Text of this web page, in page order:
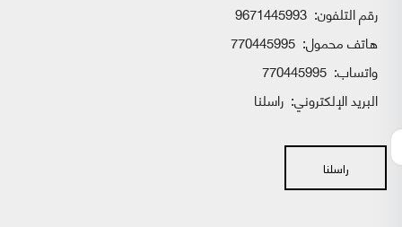
رقم التلفون: 9671445993
هاتف محمول: 770445995
واتساب:
البريد الإلكتروني: راسلنا
راسلنا